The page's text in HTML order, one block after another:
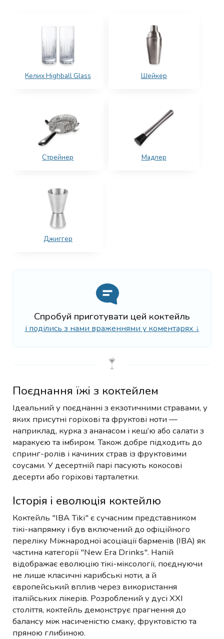
Келих Highball Glass Шейкер
Стрейнер Мадлер
Джиггер
Спробуй приготувати цей коктейль
і поділись з нами враженнями у коментарях ↓
Поєднання їжі з коктейлем
Ідеальний у поєднанні з екзотичними стравами, у
яких присутні горіхові та фруктові ноти —
наприклад, курка з ананасом і кеш’ю або салати з
маракуєю та імбиром. Також добре підходить до
спринг-ролів і качиних страв із фруктовими
соусами. У десертній парі пасують кокосові
десерти або горіхові тарталетки.
Історія і еволюція коктейлю
Коктейль "IBA Tiki" є сучасним представником
тікі-напрямку і був включений до офіційного
переліку Міжнародної асоціації барменів (IBA) як
частина категорії "New Era Drinks". Напій
відображає еволюцію тікі-міксології, поєднуючи
не лише класичні карибські ноти, а й
європейський вплив через використання
італійських лікерів. Розроблений у дусі XXI
століття, коктейль демонструє прагнення до
балансу між насиченістю смаку, фруктовістю та
пряною глибиною.